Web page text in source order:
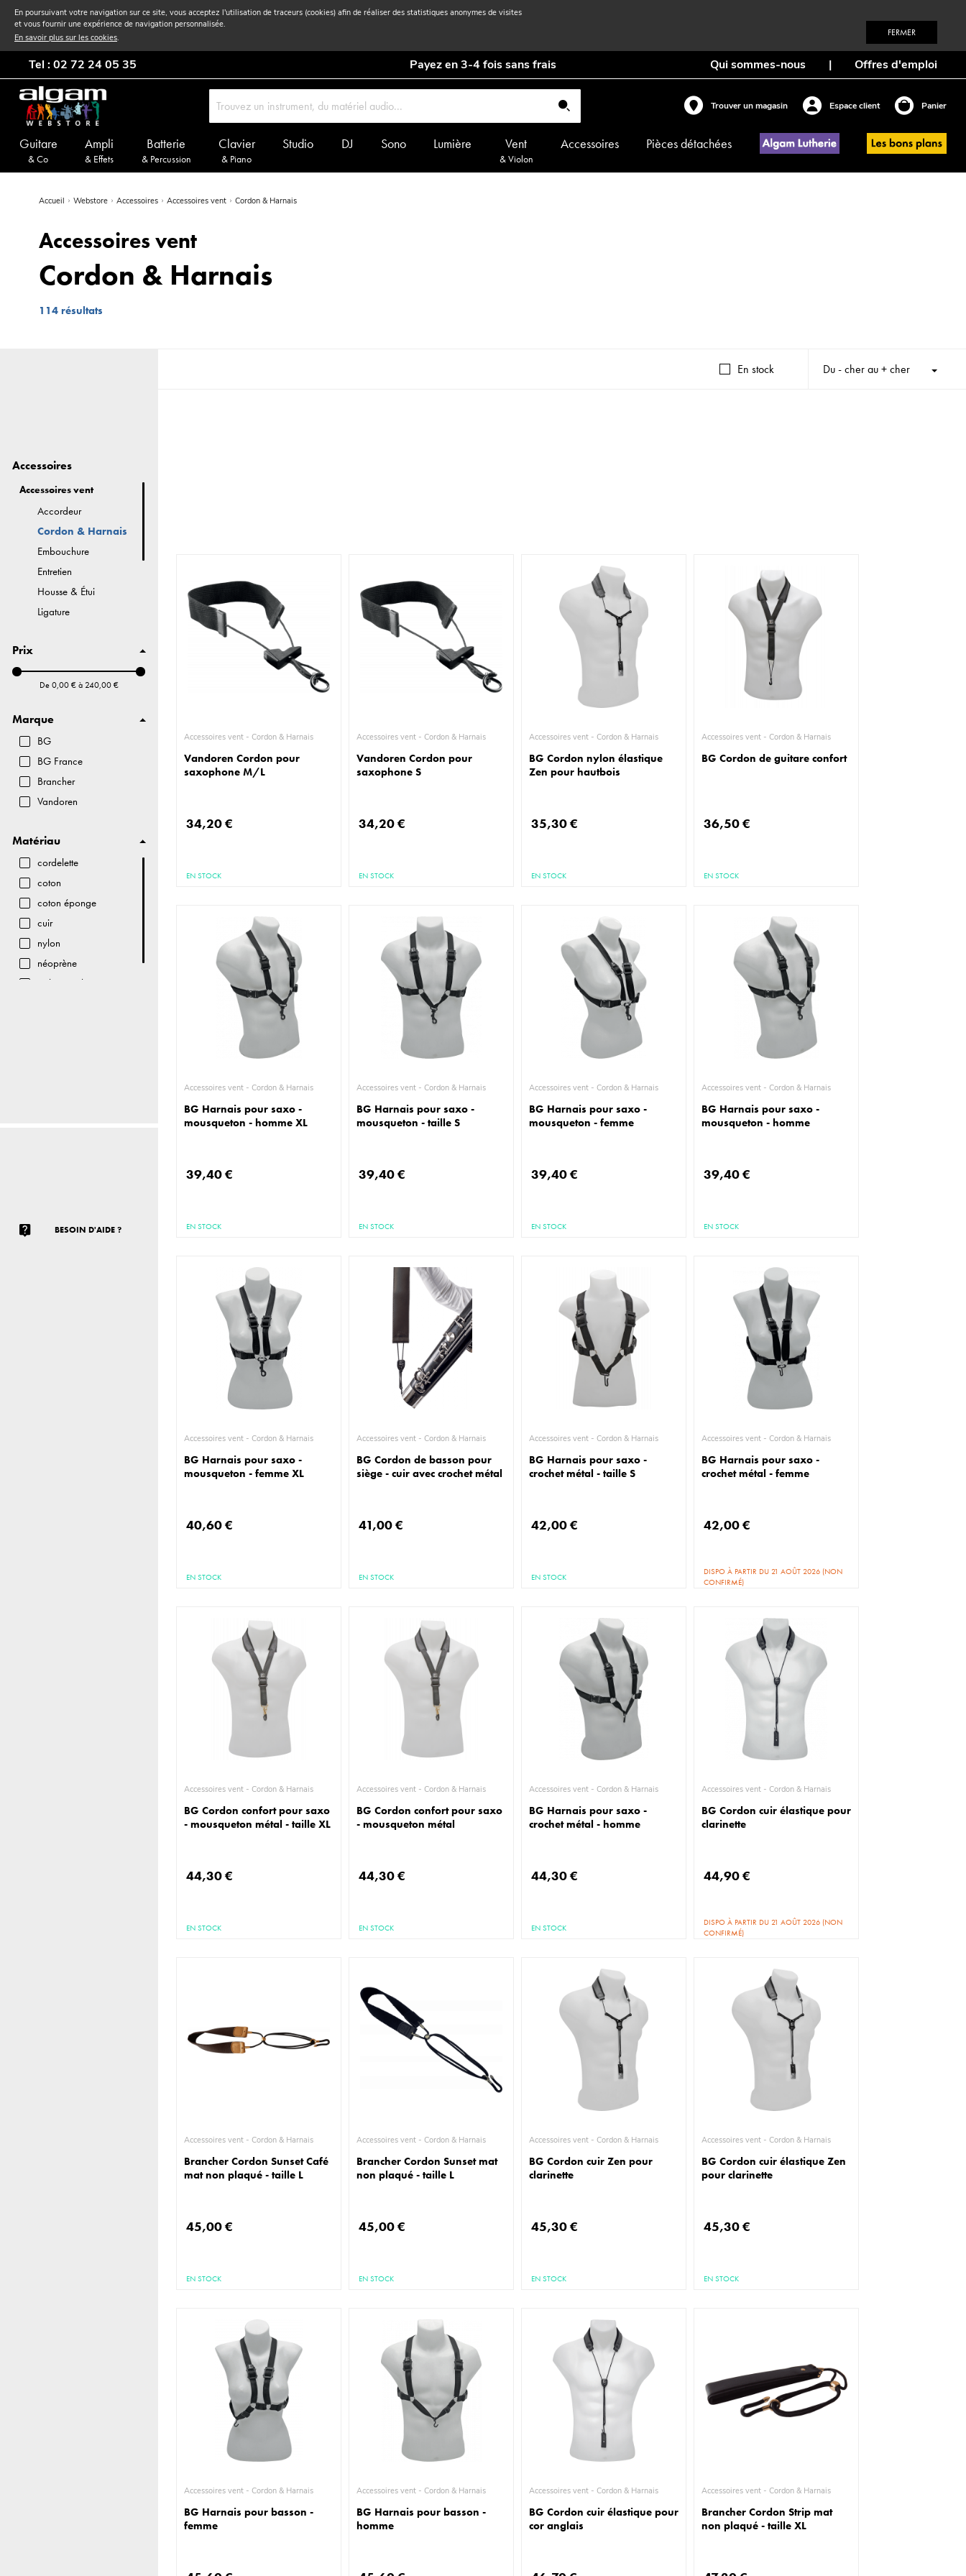
En poursuivant votre navigation sur ce site, vous acceptez l'utilisation de traceurs (cookies) afin de réaliser des statistiques anonymes de visites
et vous fournir une expérience de navigation personnalisée.
En savoir plus sur les cookies. FERMER
Tel : 02 72 24 05 35 Payez en 3-4 fois sans frais Qui sommes-nous | Offres d'emploi
Trouver un magasin Espace client Panier
Guitare
& Co
Ampli
& Effets
Batterie
& Percussion
Clavier
& Piano
Studio DJ Sono Lumière Vent
& Violon
Accessoires Pièces détachées
Accueil Webstore Accessoires Accessoires vent Cordon & Harnais
Accessoires vent
Cordon & Harnais
114résultats
Du - cher au + cher
En stock
Accessoires vent - Cordon & Harnais
Vandoren Cordon pour
saxophone M/L
34,20 €
EN STOCK
Accessoires vent - Cordon & Harnais
Vandoren Cordon pour
saxophone S
34,20 €
EN STOCK
Accessoires vent - Cordon & Harnais
BG Cordon nylon élastique
Zen pour hautbois
35,30 €
EN STOCK
Accessoires vent - Cordon & Harnais
BG Cordon de guitare confort
36,50 €
EN STOCK
Accessoires vent - Cordon & Harnais
BG Harnais pour saxo -
mousqueton - homme XL
39,40 €
EN STOCK
Accessoires vent - Cordon & Harnais
BG Harnais pour saxo -
mousqueton - taille S
39,40 €
EN STOCK
Accessoires vent - Cordon & Harnais
BG Harnais pour saxo -
mousqueton - femme
39,40 €
EN STOCK
Accessoires vent - Cordon & Harnais
BG Harnais pour saxo -
mousqueton - homme
39,40 €
EN STOCK
Accessoires vent - Cordon & Harnais
BG Harnais pour saxo -
mousqueton - femme XL
40,60 €
EN STOCK
Accessoires vent - Cordon & Harnais
BG Cordon de basson pour
siège - cuir avec crochet métal
41,00 €
EN STOCK
Accessoires vent - Cordon & Harnais
BG Harnais pour saxo -
crochet métal - taille S
42,00 €
EN STOCK
Accessoires vent - Cordon & Harnais
BG Harnais pour saxo -
crochet métal - femme
42,00 €
DISPO À PARTIR DU 21 AOÛT 2026 (NON
CONFIRMÉ)
Accessoires vent - Cordon & Harnais
BG Cordon confort pour saxo
- mousqueton métal - taille XL
44,30 €
EN STOCK
Accessoires vent - Cordon & Harnais
BG Cordon confort pour saxo
- mousqueton métal
44,30 €
EN STOCK
Accessoires vent - Cordon & Harnais
BG Harnais pour saxo -
crochet métal - homme
44,30 €
EN STOCK
Accessoires vent - Cordon & Harnais
BG Cordon cuir élastique pour
clarinette
44,90 €
DISPO À PARTIR DU 21 AOÛT 2026 (NON
CONFIRMÉ)
Accessoires vent - Cordon & Harnais
Brancher Cordon Sunset Café
mat non plaqué - taille L
45,00 €
EN STOCK
Accessoires vent - Cordon & Harnais
Brancher Cordon Sunset mat
non plaqué - taille L
45,00 €
EN STOCK
Accessoires vent - Cordon & Harnais
BG Cordon cuir Zen pour
clarinette
45,30 €
EN STOCK
Accessoires vent - Cordon & Harnais
BG Cordon cuir élastique Zen
pour clarinette
45,30 €
EN STOCK
Accessoires vent - Cordon & Harnais
BG Harnais pour basson -
femme
Accessoires vent - Cordon & Harnais
BG Harnais pour basson -
homme
Accessoires vent - Cordon & Harnais
BG Cordon cuir élastique pour
cor anglais
Accessoires vent - Cordon & Harnais
Brancher Cordon Strip mat
non plaqué - taille XL
Accessoires
Accessoires vent
Accordeur
Cordon & Harnais
Embouchure
Entretien
Housse & Étui
Ligature
Protection auditive
Pupitre & Stand
Prix
De0,00 €à 240,00 €
Marque
BG
BG France
Brancher
Vandoren
Matériau
cordelette
coton
coton éponge
cuir
nylon
néoprène
polypropylène
BESOIN D'AIDE ?